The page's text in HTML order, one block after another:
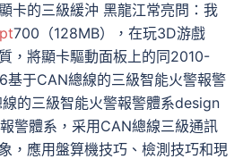
卡的三級緩沖 黑龍江常亮問：我
700（128MB），在玩3D游戲
，將顯卡驅動面板上的同2010-
基于CAN總線的三級智能火警報警
的三級智能火警報警體系design
警體系，采用CAN總線三級通訊
，應用盤算機技巧、檢測技巧和現